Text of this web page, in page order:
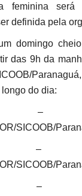
feminina será
definida pela
domingo
das 9h da
do dia:
–
SICOOB/
–
SICOOB/
–